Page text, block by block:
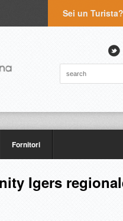
Sei un
Fornitori
Igers